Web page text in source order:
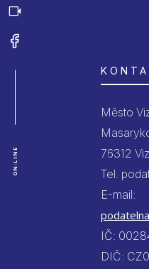
ON-LINE
Město
76312
Tel.
E-mail:
IČ:
DIČ: